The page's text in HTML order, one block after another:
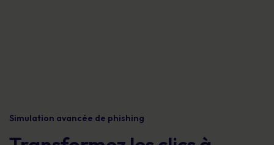
Simulation avancée de phishing